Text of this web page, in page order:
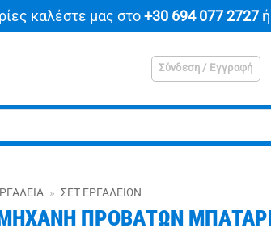
καλέστε μας στο +30 694 077 2727ή
Σύνδεση / Εγγραφή
» ΣΕΤ ΕΡΓΑΛΕΊΩΝ
ΠΡΟΒΑΤΩΝ